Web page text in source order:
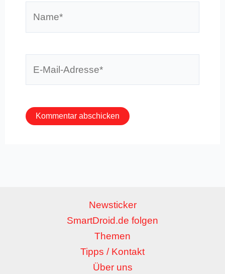
Newsticker
SmartDroid.de folgen
Themen
Tipps / Kontakt
Über uns